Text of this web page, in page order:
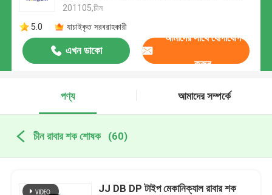
201105,চীন
5.0
যাচাইকৃত সরবরাহকারী
এখন ডাকো
আমাদের সাথে যোগাযোগ
করুন
পণ্য আমাদের সম্পর্কে
চীন রাবার শক শোষক (60)
JJ DB DP টাইপ মেকানিক্যাল রাবার শক